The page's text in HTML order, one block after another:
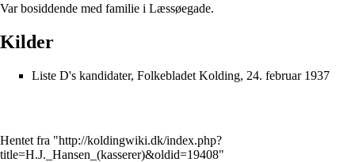
Var bosiddende med familie i Læssøegade.
Kilder
Liste D's kandidater, Folkebladet Kolding, 24. februar 1937
Hentet fra "http://koldingwiki.dk/index.php?
title=H.J._Hansen_(kasserer)&oldid=19408"